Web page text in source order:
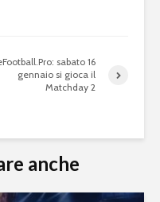
sabato 16
gennaio si gioca il
Matchday 2
anche